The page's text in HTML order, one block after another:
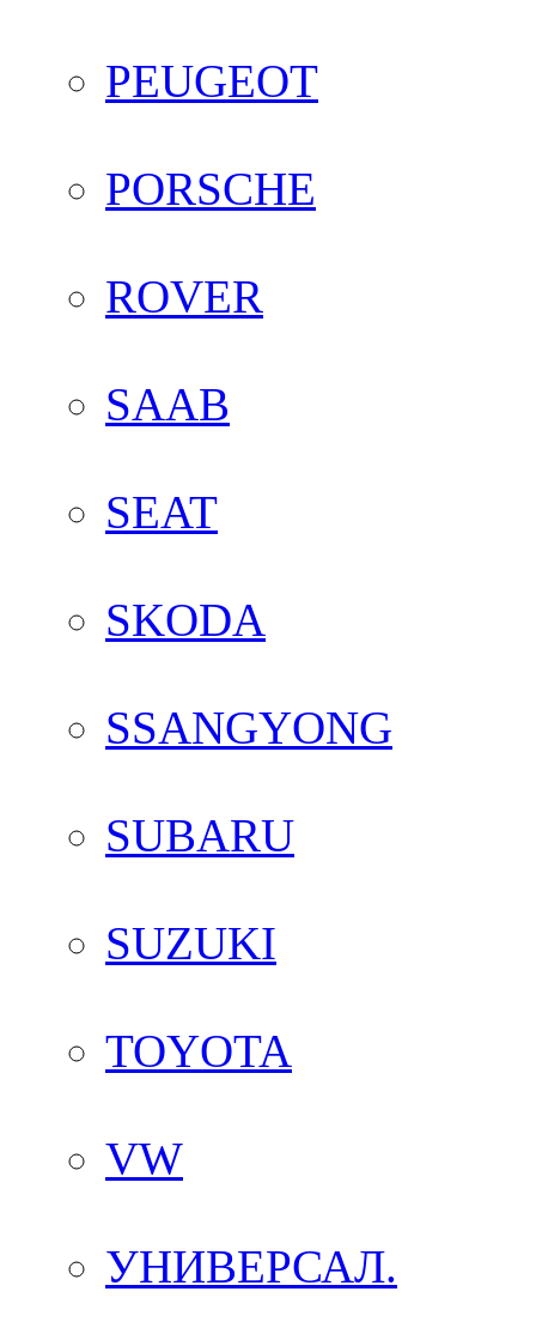
PEUGEOT
PORSCHE
ROVER
SAAB
SEAT
SKODA
SSANGYONG
SUBARU
SUZUKI
TOYOTA
VW
УНИВЕРСАЛ.